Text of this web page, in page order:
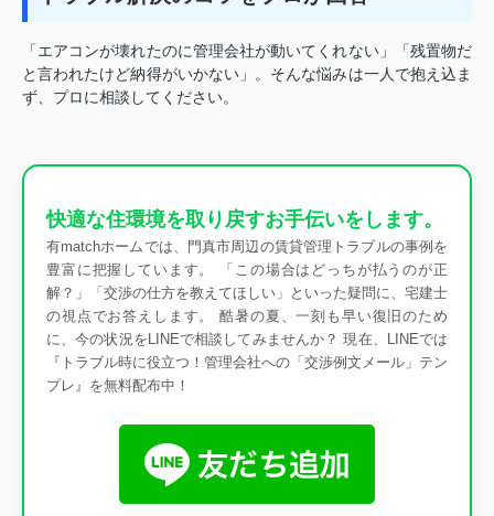
「エアコンが壊れたのに管理会社が動いてくれない」「残置物だ
と言われたけど納得がいかない」。そんな悩みは一人で抱え込ま
ず、プロに相談してください。
快適な住環境を取り戻すお手伝いをします。
有matchホームでは、門真市周辺の賃貸管理トラブルの事例を
豊富に把握しています。 「この場合はどっちが払うのが正
解？」「交渉の仕方を教えてほしい」といった疑問に、宅建士
の視点でお答えします。 酷暑の夏、一刻も早い復旧のため
に、今の状況をLINEで相談してみませんか？ 現在、LINEでは
『トラブル時に役立つ！管理会社への「交渉例文メール」テン
プレ』を無料配布中！